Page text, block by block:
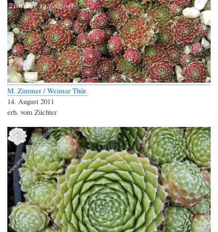
M. Zimmer / Weimar Thür.
14. August 2011
erh. vom Züchter